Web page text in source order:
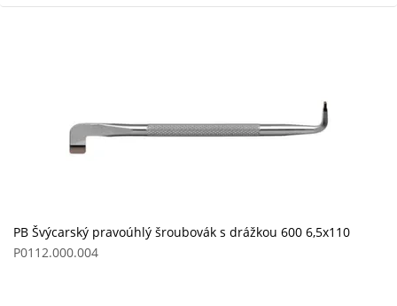
PB Švýcarský pravoúhlý šroubovák s drážkou 600 6,5x110
P0112.000.004